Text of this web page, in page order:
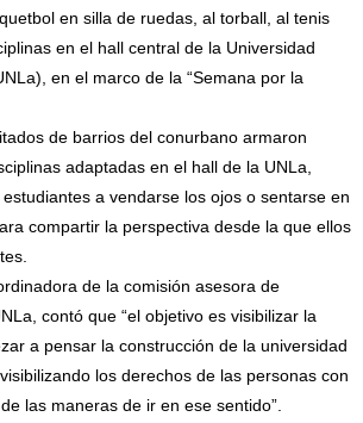
en silla de ruedas, al torball, al tenis
en el hall central de la Universidad
en el marco de la “Semana por la
de barrios del conurbano armaron
adaptadas en el hall de la UNLa,
a vendarse los ojos o sentarse en
compartir la perspectiva desde la que ellos
de la comisión asesora de
contó que “el objetivo es visibilizar la
a pensar la construcción de la universidad
los derechos de las personas con
las maneras de ir en ese sentido”.